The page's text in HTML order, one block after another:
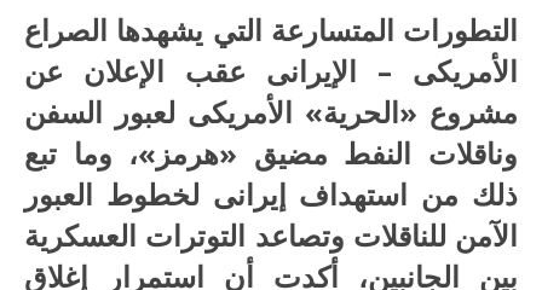
التطورات المتسارعة التي يشهدها الصراع
الأمريكى – الإيرانى عقب الإعلان عن
مشروع «الحرية» الأمريكى لعبور السفن
وناقلات النفط مضيق «هرمز»، وما تبع
ذلك من استهداف إيرانى لخطوط العبور
الآمن للناقلات وتصاعد التوترات العسكرية
بين الجانبين، أكدت أن استمرار إغلاق